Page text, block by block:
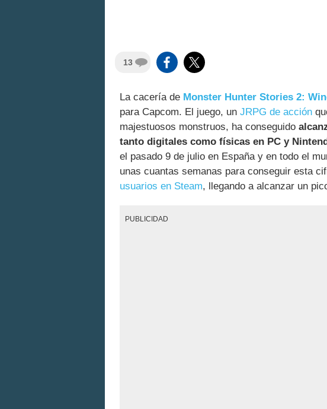
13
La cacería de Monster Hunter Stories 2:
para Capcom. El juego, un JRPG de acción
majestuosos monstruos, ha conseguido
tanto digitales como físicas en PC y
el pasado 9 de julio en España y en todo el
unas cuantas semanas para conseguir esta
usuarios en Steam, llegando a alcanzar un
PUBLICIDAD